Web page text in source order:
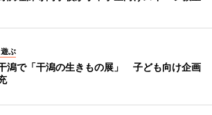
ぶ
潟で「干潟の生きもの展」 子ども向け企画